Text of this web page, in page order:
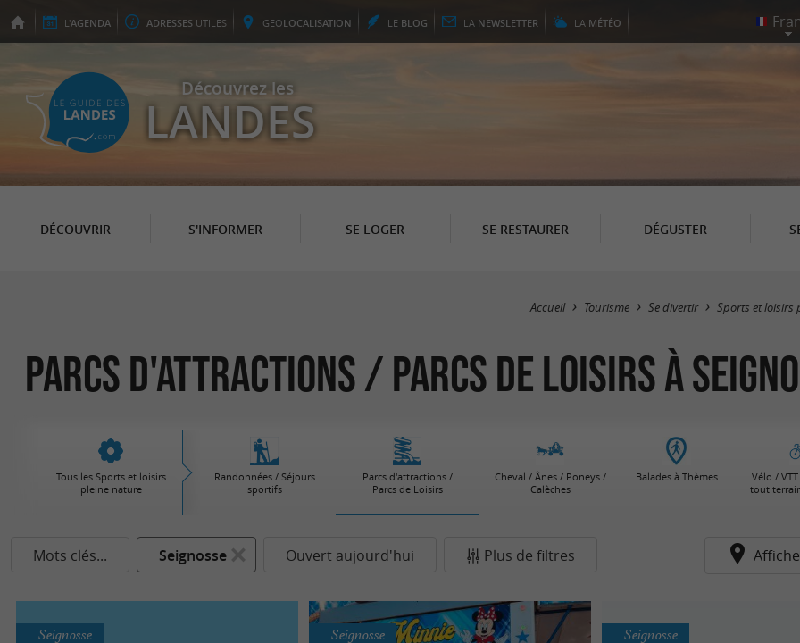
L'AGENDA ADRESSES UTILES GEOLOCALISATION LE BLOG LA NEWSLETTER LA MÉTÉO
Découvrez les
LANDES
DÉCOUVRIR S'INFORMER SE LOGER SE RESTAURER DÉGUSTER
Accueil Tourisme Se divertir Sports et loisirs
Parcs d'attractions / Parcs de Loisirs à
Tous les Sports et loisirs
pleine nature
Randonnées / Séjours
sportifs
Parcs d'attractions /
Parcs de Loisirs
Cheval / Ânes / Poneys /
Calèches
Balades à Thèmes
Vélo /
tout
Mots clés... Seignosse Ouvert aujourd'hui Plus de filtres
Seignosse Seignosse Seignosse